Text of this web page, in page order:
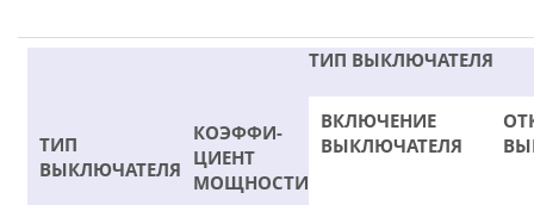
ТИП
ВЫКЛЮЧАТЕЛЯ
КОЭФФИ-
ЦИЕНТ
МОЩНОСТИ
ТИП ВЫКЛЮЧАТЕЛЯ
ВКЛЮЧЕНИЕ
ВЫКЛЮЧАТЕЛЯ